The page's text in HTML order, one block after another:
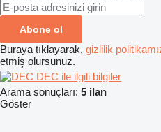
Abone ol
Buraya tıklayarak, gizlilik
etmiş olursunuz.
DEC ile ilgili bilgiler
Arama sonuçları: 5 ilan
Göster